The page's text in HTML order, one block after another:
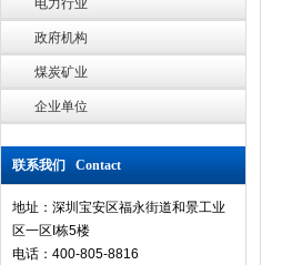
电力行业
政府机构
煤炭矿业
企业单位
联系我们 Contact
地址：深圳宝安区福永街道和景工业
区一区I栋5楼
电话：400-805-8816